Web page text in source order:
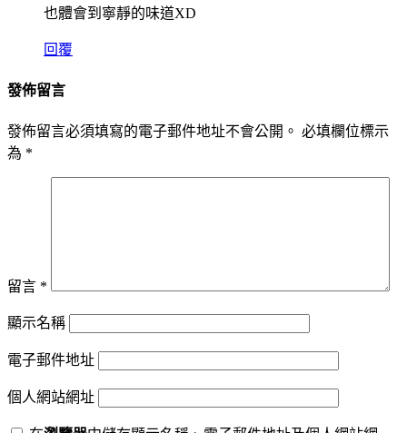
也體會到寧靜的味道XD
回覆
發佈留言
發佈留言必須填寫的電子郵件地址不會公開。 必填欄位標示
為 *
留言 *
顯示名稱
電子郵件地址
個人網站網址